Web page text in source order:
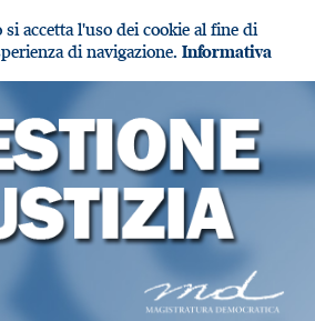
accetta l'uso dei cookie al fine di
di navigazione. Informativa